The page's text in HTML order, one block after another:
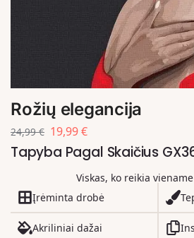
Rožių elegancija
24,99€ 19,99€
Tapyba Pagal Skaičius
Viskas, ko reikia
Įrėminta drobė
Akriliniai dažai